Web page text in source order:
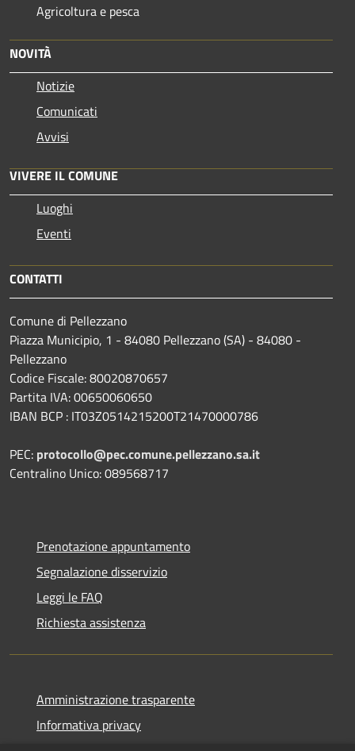
Agricoltura e pesca
NOVITÀ
Notizie
Comunicati
Avvisi
VIVERE IL COMUNE
Luoghi
Eventi
CONTATTI
Comune di Pellezzano
Piazza Municipio, 1 - 84080 Pellezzano (SA) - 84080 -
Pellezzano
Codice Fiscale: 80020870657
Partita IVA: 00650060650
IBAN BCP : IT03Z0514215200T21470000786
PEC: protocollo@pec.comune.pellezzano.sa.it
Centralino Unico: 089568717
Prenotazione appuntamento
Segnalazione disservizio
Leggi le FAQ
Richiesta assistenza
Amministrazione trasparente
Informativa privacy